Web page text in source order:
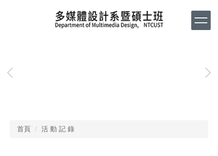
區
首頁 活 動 記 錄